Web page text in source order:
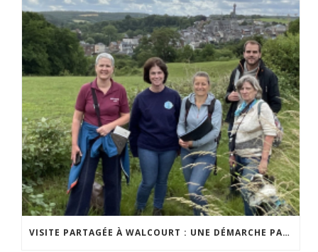
VISITE PARTAGÉE À WALCOURT : UNE DÉMARCHE PARTICIPATIVE ANIMÉE PAR ESPACE ENVIRONNEMENT